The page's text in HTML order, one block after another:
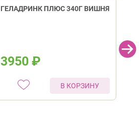
ГЕЛАДРИНК ПЛЮС 340Г ВИШНЯ
3950 ₽
В КОРЗИНУ